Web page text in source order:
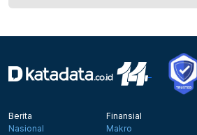
Berita
Nasional
Finansial
Makro